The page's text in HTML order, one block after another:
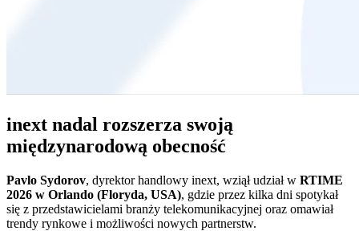
inext nadal rozszerza swoją
międzynarodową obecność
Pavlo Sydorov, dyrektor handlowy inext, wziął udział w RTIME
2026 w Orlando (Floryda, USA), gdzie przez kilka dni spotykał
się z przedstawicielami branży telekomunikacyjnej oraz omawiał
trendy rynkowe i możliwości nowych partnerstw.